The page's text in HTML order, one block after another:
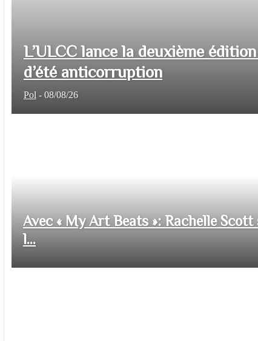
L’ULCC lance la deuxième
d’été anticorruption
Pol - 08/08/26
Avec « My Art Beats »: Rachelle
l...